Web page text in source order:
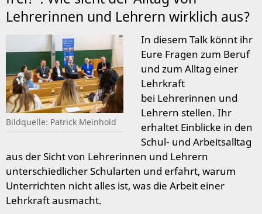
Lehrerinnen und Lehrern wirklich aus?
Bildquelle: Patrick Meinhold
In diesem Talk könnt ihr
Eure Fragen zum Beruf
und zum Alltag einer
Lehrkraft
bei Lehrerinnen und
Lehrern stellen. Ihr
erhaltet Einblicke in den
Schul- und Arbeitsalltag
aus der Sicht von Lehrerinnen und Lehrern
unterschiedlicher Schularten und erfahrt, warum
Unterrichten nicht alles ist, was die Arbeit einer
Lehrkraft ausmacht.